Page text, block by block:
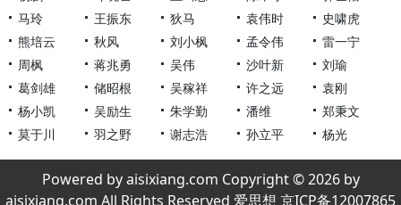
马玲
王振东 狄马 袁伟时
史啸虎
熊培云
秋风 刘小枫 孟令伟
雷一宁
周枫
蒋兆勇 吴伟 沙叶新
刘瑜
葛剑雄
储昭根 吴稼祥 许之远
袁刚
杨小凯
吴励生 朱学勤 潘维
郑秉文
莫于川
羽之野 谢志浩 孙立平 杨光
Powered by aisixiang.com Copyright © 2026 by
aisixiang.com All Rights Reserved 爱思想 京ICP备12007865